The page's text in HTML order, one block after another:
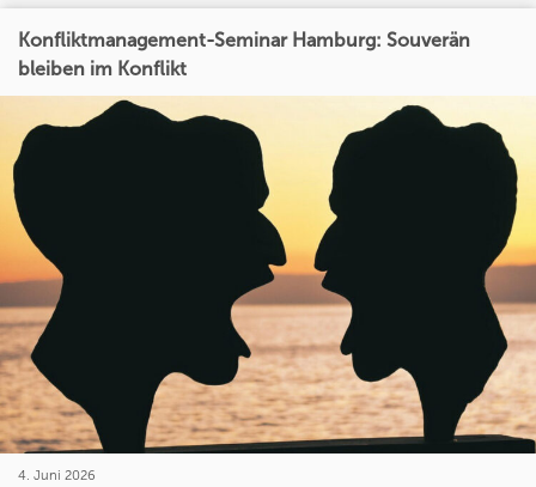
Konfliktmanagement-Seminar Hamburg: Souverän
bleiben im Konflikt
4. Juni 2026